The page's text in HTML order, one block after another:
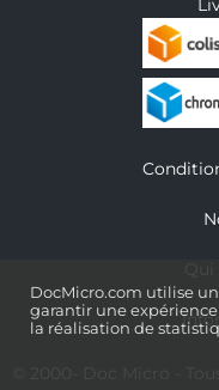
DocMicro.com utilise
garantir une
la réalisation de
-